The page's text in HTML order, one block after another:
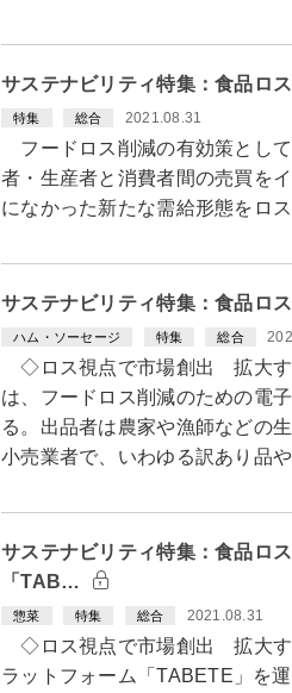
サステナビリティ特集：食品ロ
特集 総合 2021.08.31
フードロス削減の有効策とし
者・生産者と消費者間の売買を
になかった新たな需給形態をロ
サステナビリティ特集：食品ロ
ハム・ソーセージ 特集 総合
◇ロス視点で市場創出 拡大す
は、フードロス削減のための電
る。出品者は農家や漁師などの
小売業者で、いわゆる訳あり品
サステナビリティ特集：食品ロ
「TAB…
惣菜 特集 総合 2021.08.31
◇ロス視点で市場創出 拡大す
ラットフォーム「TABETE」を